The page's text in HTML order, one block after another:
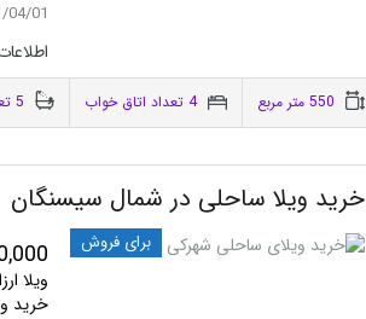
1401/04/01 کد فایل : 3001
4 تعداد اتاق خواب
خرید ویلا ساحلی در شمال سیسنگان
برای فروش
ویلا
خرید